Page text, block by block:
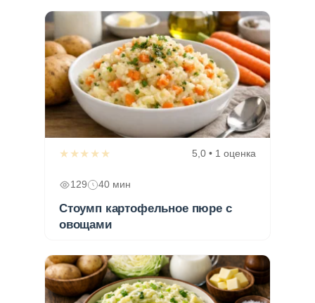
★★★★★ 5,0 • 1 оценка
129 40 мин
Стоумп картофельное пюре с
овощами